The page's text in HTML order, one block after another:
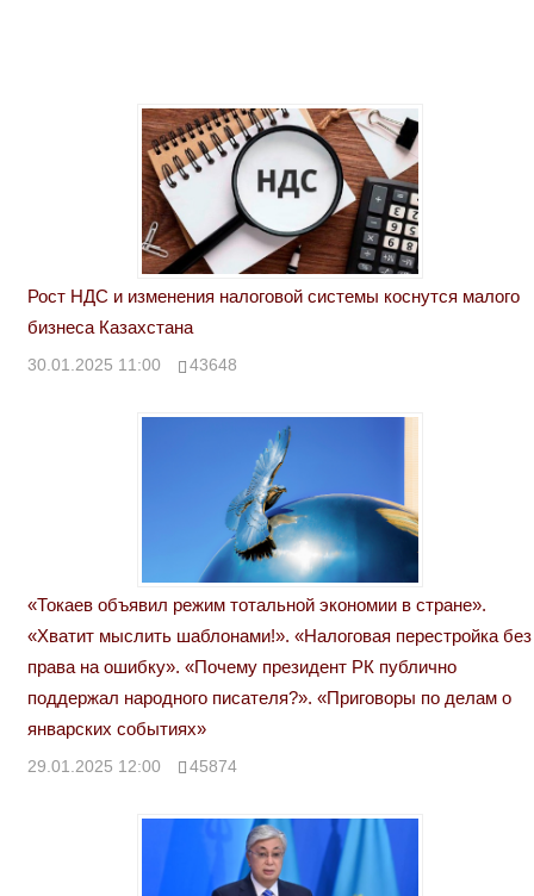
Рост НДС и изменения налоговой системы коснутся малого
бизнеса Казахстана
30.01.2025 11:00 43648
«Токаев объявил режим тотальной экономии в стране».
«Хватит мыслить шаблонами!». «Налоговая перестройка без
права на ошибку». «Почему президент РК публично
поддержал народного писателя?». «Приговоры по делам о
январских событиях»
29.01.2025 12:00 45874